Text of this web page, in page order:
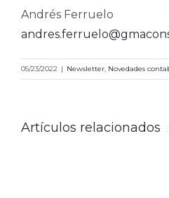
Andrés Ferruelo
05/23/2022 | Newsletter, Novedades
Artículos relacionados